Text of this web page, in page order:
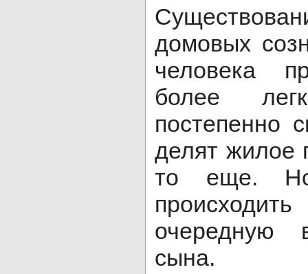
домовых
человека
более
постепенно
делят жилое
то еще.
очередную
сына.